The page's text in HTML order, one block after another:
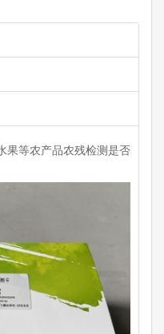
果等农产品农残检测是否